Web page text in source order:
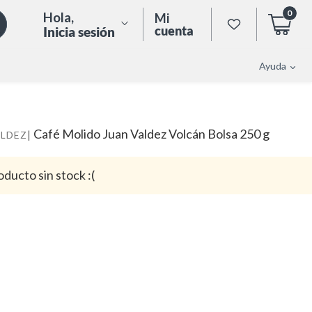
Hola,
Inicia sesión
Mi
cuenta
0
Ayuda
| Café Molido Juan Valdez Volcán Bolsa 250 g
sin stock :(